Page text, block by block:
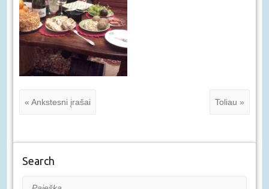
« Ankstesni įrašai Toliau »
Search
Paieška